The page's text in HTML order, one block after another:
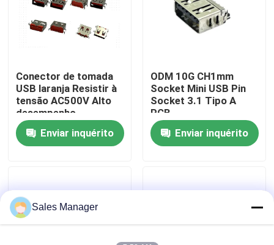
Excursão da fábrica
Contato E.U.
Peça umas citações
Conector USB
Conector de tomada
USB laranja Resistir à
tensão AC500V Alto
desempenho
Enviar inquérito
ODM 10G CH1mm
Socket Mini USB Pin
Socket 3.1 Tipo A
PCB
Enviar inquérito
Sales Manager